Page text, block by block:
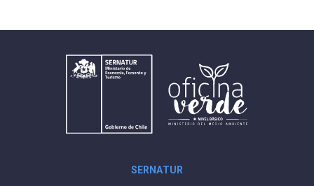
SERNATUR